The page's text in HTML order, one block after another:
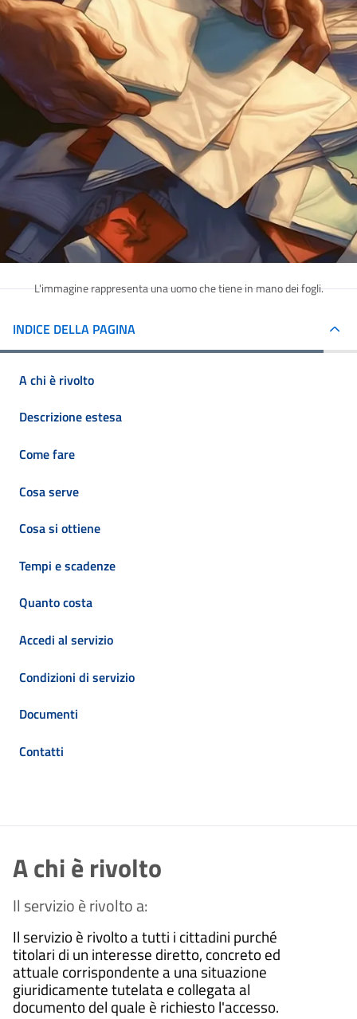
L'immagine rappresenta una uomo che tiene in mano dei fogli.
INDICE DELLA PAGINA
A chi è rivolto
Descrizione estesa
Come fare
Cosa serve
Cosa si ottiene
Tempi e scadenze
Quanto costa
Accedi al servizio
Condizioni di servizio
Documenti
Contatti
A chi è rivolto
Il servizio è rivolto a:
Il servizio è rivolto a tutti i cittadini purché
titolari di un interesse diretto, concreto ed
attuale corrispondente a una situazione
giuridicamente tutelata e collegata al
documento del quale è richiesto l'accesso.